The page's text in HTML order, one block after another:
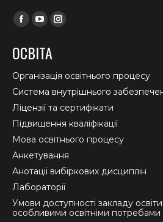
Find us on:
Facebook
opens
in
new
window
YouTube
opens
in
new
window
Instagram
in
new
window
ОСВІТА
Організація освітнього процесу
Система внутрішнього
Ліцензії та сертифікати
Підвищення кваліфікації
Мова освітнього процесу
Анкетування
Анотації вибіркових дисциплін
Лабораторії
Умови доступності закладу
особливими освітніми потребами